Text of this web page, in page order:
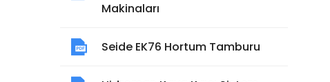
Makinaları
Seide EK76 Hortum Tamburu